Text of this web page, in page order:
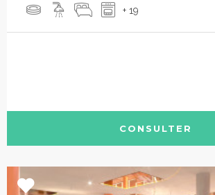
+ 19
CONSULTER